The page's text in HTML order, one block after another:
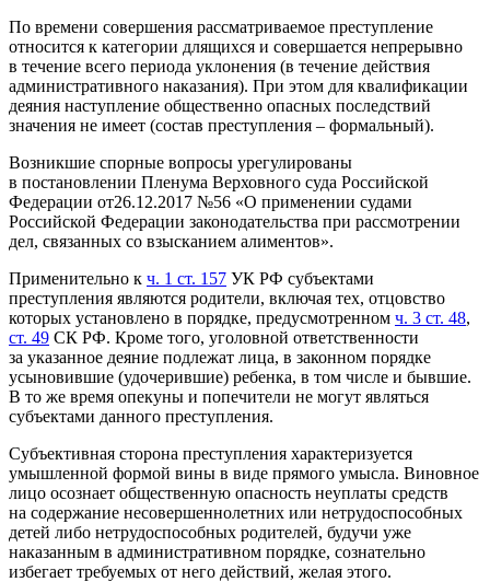
По времени совершения рассматриваемое преступление
относится к категории длящихся и совершается непрерывно
в течение всего периода уклонения (в течение действия
административного наказания). При этом для квалификации
деяния наступление общественно опасных последствий
значения не имеет (состав преступления – формальный).
Возникшие спорные вопросы урегулированы
в постановлении Пленума Верховного суда Российской
Федерации от26.12.2017 №56 «О применении судами
Российской Федерации законодательства при рассмотрении
дел, связанных со взысканием алиментов».
Применительно к ч. 1 ст. 157 УК РФ субъектами
преступления являются родители, включая тех, отцовство
которых установлено в порядке, предусмотренном ч. 3 ст. 48,
ст. 49 СК РФ. Кроме того, уголовной ответственности
за указанное деяние подлежат лица, в законном порядке
усыновившие (удочерившие) ребенка, в том числе и бывшие.
В то же время опекуны и попечители не могут являться
субъектами данного преступления.
Субъективная сторона преступления характеризуется
умышленной формой вины в виде прямого умысла. Виновное
лицо осознает общественную опасность неуплаты средств
на содержание несовершеннолетних или нетрудоспособных
детей либо нетрудоспособных родителей, будучи уже
наказанным в административном порядке, сознательно
избегает требуемых от него действий, желая этого.